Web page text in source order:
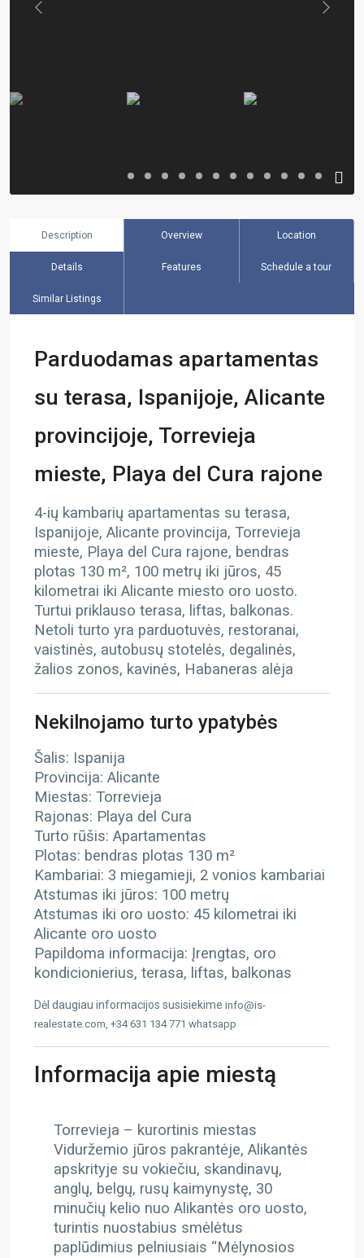
Previous
Description Overview Location
Details Features Schedule a tour
Similar Listings
Parduodamas apartamentas
su terasa, Ispanijoje, Alicante
provincijoje, Torrevieja
mieste, Playa del Cura rajone
4-ių kambarių apartamentas su terasa,
Ispanijoje, Alicante provincija, Torrevieja
mieste, Playa del Cura rajone, bendras
plotas 130 m², 100 metrų iki jūros, 45
kilometrai iki Alicante miesto oro uosto.
Turtui priklauso terasa, liftas, balkonas.
Netoli turto yra parduotuvės, restoranai,
vaistinės, autobusų stotelės, degalinės,
žalios zonos, kavinės, Habaneras alėja
Nekilnojamo turto ypatybės
Šalis: Ispanija
Provincija: Alicante
Miestas: Torrevieja
Rajonas: Playa del Cura
Turto rūšis: Apartamentas
Plotas: bendras plotas 130 m²
Kambariai: 3 miegamieji, 2 vonios kambariai
Atstumas iki jūros: 100 metrų
Atstumas iki oro uosto: 45 kilometrai iki
Alicante oro uosto
Papildoma informacija: Įrengtas, oro
kondicionierius, terasa, liftas, balkonas
Dėl daugiau informacijos susisiekime info@is-
realestate.com, +34 631 134 771 whatsapp
Informacija apie miestą
Torrevieja – kurortinis miestas
Viduržemio jūros pakrantėje, Alikantės
apskrityje su vokiečiu, skandinavų,
anglų, belgų, rusų kaimynystę, 30
minučių kelio nuo Alikantės oro uosto,
turintis nuostabius smėlėtus
paplūdimius pelniusiais “Mėlynosios